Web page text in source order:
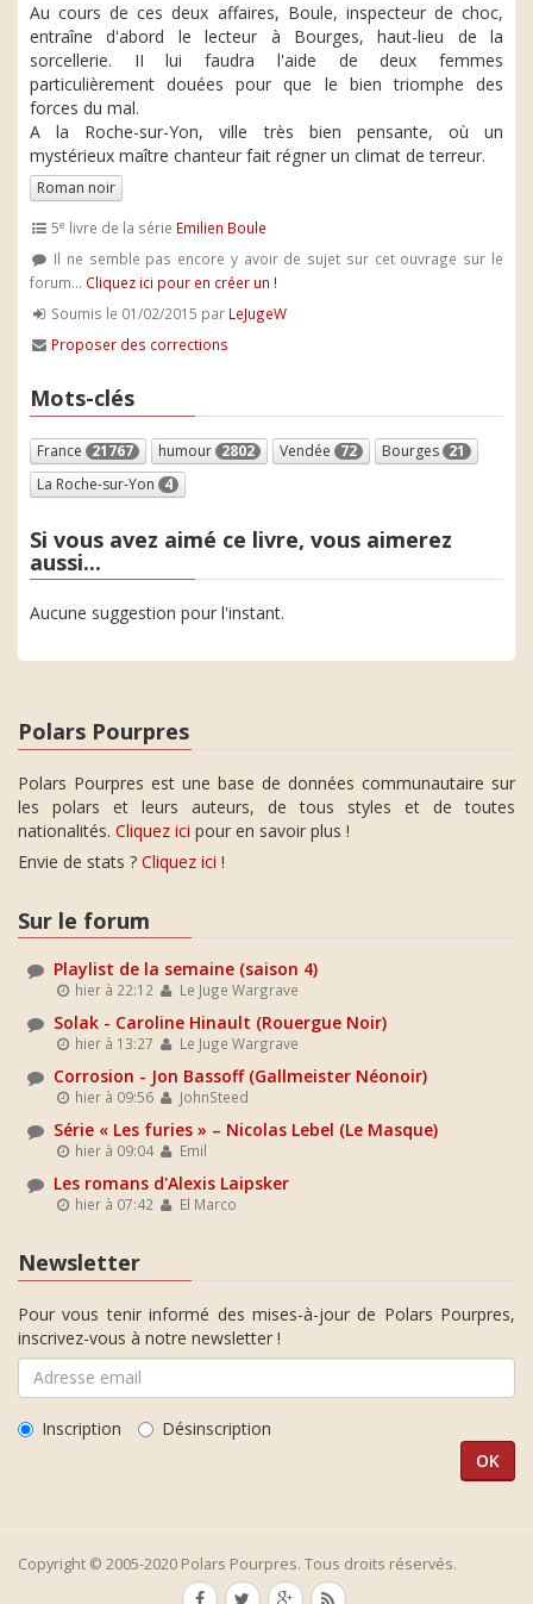
Au cours de ces deux affaires, Boule, inspecteur de choc,
entraîne d'abord le lecteur à Bourges, haut-lieu de la
sorcellerie. II lui faudra l'aide de deux femmes
particulièrement douées pour que le bien triomphe des
forces du mal.
A la Roche-sur-Yon, ville très bien pensante, où un
mystérieux maître chanteur fait régner un climat de terreur.
Roman noir
5e livre de la série Emilien Boule
Il ne semble pas encore y avoir de sujet sur cet ouvrage sur le
forum... Cliquez ici pour en créer un !
Soumis le 01/02/2015 par LeJugeW
Proposer des corrections
Mots-clés
France 21767 humour 2802 Vendée 72 Bourges 21
La Roche-sur-Yon 4
Si vous avez aimé ce livre, vous aimerez
aussi...
Aucune suggestion pour l'instant.
Polars Pourpres
Polars Pourpres est une base de données communautaire sur
les polars et leurs auteurs, de tous styles et de toutes
nationalités. Cliquez ici pour en savoir plus !
Envie de stats ? Cliquez ici !
Sur le forum
Playlist de la semaine (saison 4)
hier à 22:12 Le Juge Wargrave
Solak - Caroline Hinault (Rouergue Noir)
hier à 13:27 Le Juge Wargrave
Corrosion - Jon Bassoff (Gallmeister Néonoir)
hier à 09:56 JohnSteed
Série « Les furies » – Nicolas Lebel (Le Masque)
hier à 09:04 Emil
Les romans d'Alexis Laipsker
hier à 07:42 El Marco
Newsletter
Pour vous tenir informé des mises-à-jour de Polars Pourpres,
inscrivez-vous à notre newsletter !
Inscription Désinscription
Copyright © 2005-2020 Polars Pourpres. Tous droits réservés.